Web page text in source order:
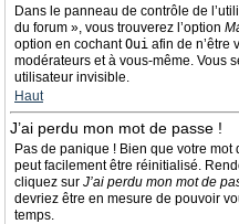
Dans le panneau de contrôle de
du forum », vous trouverez l’option
option en cochantOui afin de n’être
modérateurs et à vous-même. Vous
utilisateur invisible.
Haut
J’ai perdu mon mot de passe !
Pas de panique ! Bien que votre
peut facilement être réinitialisé.
cliquez sur J’ai perdu mon mot de
devriez être en mesure de pouvoir
temps.